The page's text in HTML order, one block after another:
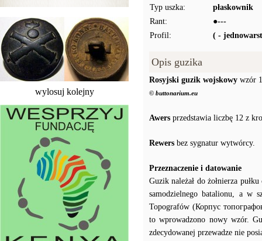
wylosuj kolejny
Typ uszka:
płaskownik
Rant:
●---
Profil:
( -
Opis guzika
Rosyjski guzik wojskowy wzór
© buttonarium.eu
Awers przedstawia liczbę 12 z
Rewers bez sygnatur wytwórcy.
Przeznaczenie i datowanie
Guzik należał do żołnierza
samodzielnego batalionu, a w
Topografów (Корпус
to wprowadzono nowy wzór.
zdecydowanej przewadze nie